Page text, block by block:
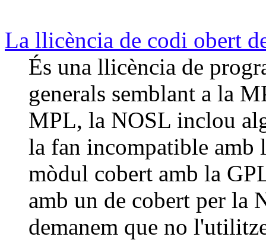
La llicència de codi obert
És una llicència de
generals semblant a la
MPL, la NOSL inclou
la fan incompatible amb
mòdul cobert amb la
amb un de cobert per la
demanem que no